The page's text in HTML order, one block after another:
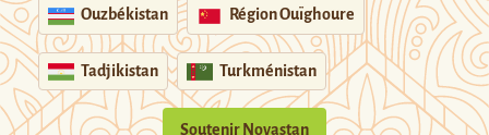
Ouzbékistan Région Ouïghoure
Tadjikistan Turkménistan
Soutenir Novastan